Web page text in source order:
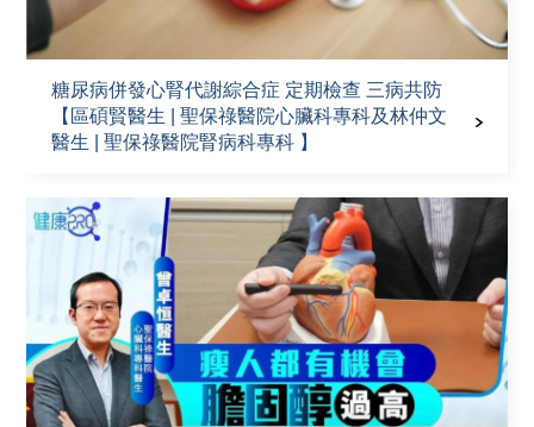
糖尿病併發心腎代謝綜合症 定期檢查 三病共防
【區碩賢醫生 | 聖保祿醫院心臟科專科及林仲文
醫生 | 聖保祿醫院腎病科專科 】